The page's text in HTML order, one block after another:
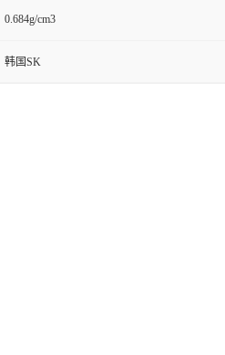
0.684g/cm3
韩国SK